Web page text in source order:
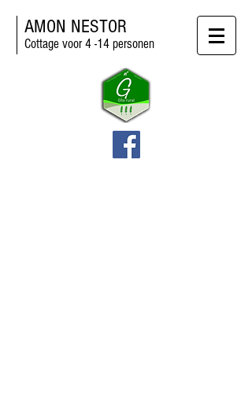
AMON NESTOR
Cottage voor 4 -14 personen